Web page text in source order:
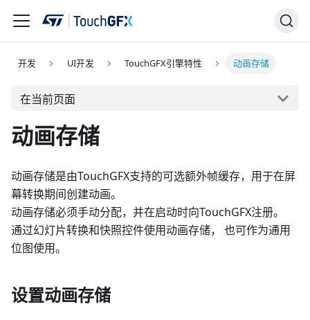
开发 UI开发 TouchGFX引擎特性 动画存储
在当前页面
动画存储
动画存储是由TouchGFX支持的可选额外帧缓存，用于在屏
幕转换期间创建动画。
动画存储必须手动分配，并在启动时向TouchGFX注册。
通过幻灯片转换和快照控件使用动画存储， 也可作为通用
位图使用。
设置动画存储